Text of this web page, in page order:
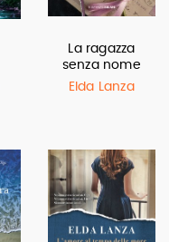
La ragazza
senza nome
Elda Lanza